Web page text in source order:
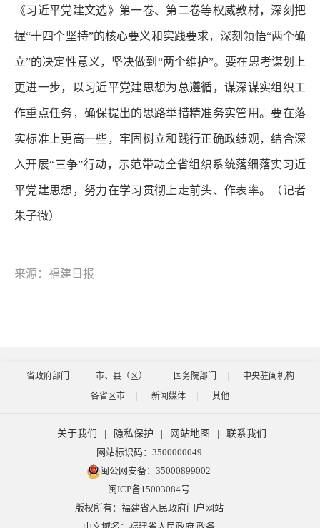
《习近平党建文选》第一卷、第二卷等权威教材，深刻把
握“十四个坚持”的核心要义和实践要求，深刻领悟“两个确
立”的决定性意义，坚决做到“两个维护”。要在思考谋划上
更进一步，以习近平党建思想为总遵循，谋深谋实组织工
作重点任务，确保提出的思路举措精准务实管用。要在落
实标准上更高一些，牢固树立和践行正确政绩观，结合深
入开展“三争”行动，示范带动全省组织系统落细落实习近
平党建思想，努力在学习贯彻上走前头、作表率。 （记者
朱子微）
来源：福建日报
省政府部门 市、县（区） 国务院部门
中央驻闽机构
各省区市
新闻媒体 其他
关于我们 隐私保护 网站地图
联系我们
网站标识码：3500000049
闽公网安备：35000899002
闽ICP备15003084号
版权所有：福建省人民政府门户网站